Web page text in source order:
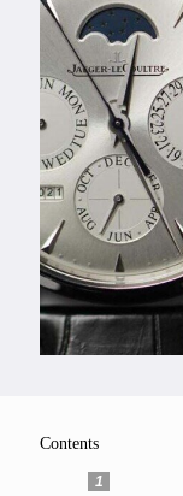
特集&連載記事
Feature
Series
Contents
1